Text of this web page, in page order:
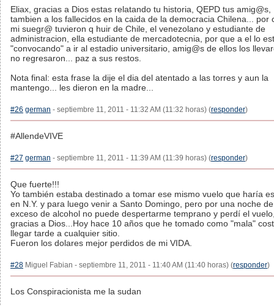
Eliax, gracias a Dios estas relatando tu historia, QEPD tus amig@s,
tambien a los fallecidos en la caida de la democracia Chilena... por
mi suegr@ tuvieron q huir de Chile, el venezolano y estudiante de
administracion, ella estudiante de mercadotecnia, por que a el lo
"convocando" a ir al estadio universitario, amig@s de ellos los
no regresaron... paz a sus restos.
Nota final: esta frase la dije el dia del atentado a las torres y aun la
mantengo... les dieron en la madre...
#26 german - septiembre 11, 2011 - 11:32 AM (11:32 horas) (responder)
#AllendeVIVE
#27 german - septiembre 11, 2011 - 11:39 AM (11:39 horas) (responder)
Que fuerte!!!
Yo también estaba destinado a tomar ese mismo vuelo que haría
en N.Y. y para luego venir a Santo Domingo, pero por una noche de
exceso de alcohol no puede despertarme temprano y perdí el
gracias a Dios...Hoy hace 10 años que he tomado como "mala"
llegar tarde a cualquier sitio.
Fueron los dolares mejor perdidos de mi VIDA.
#28 Miguel Fabian - septiembre 11, 2011 - 11:40 AM (11:40 horas) (responder)
Los Conspiracionista me la sudan